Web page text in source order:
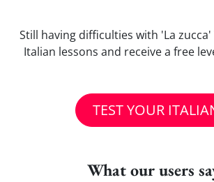
Still having difficulties with 'La
Italian lessons and receive a free
TEST YOUR
What our users